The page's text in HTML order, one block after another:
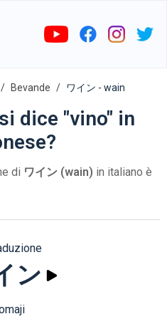
Bevande ワイン - wain
dice "vino" in
di ワイン (wain) in italiano è
ン